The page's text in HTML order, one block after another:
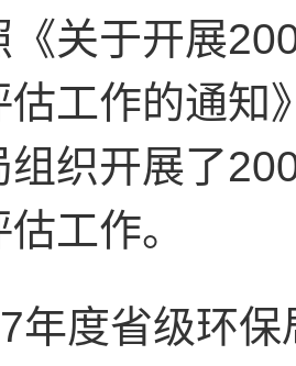
于开展
估工作的通知
组织开展了
工作。
度省级环保